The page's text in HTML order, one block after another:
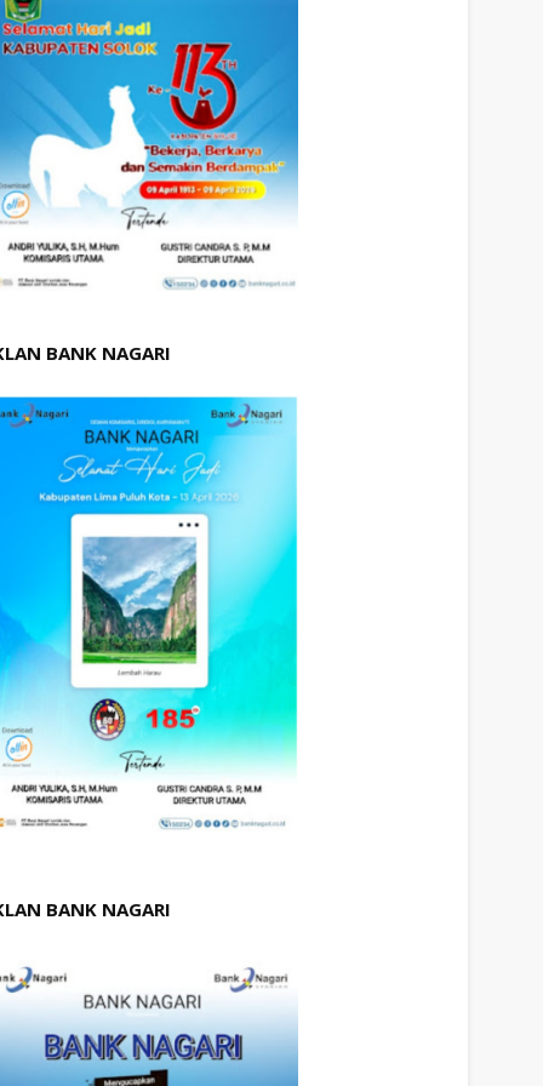
BANK NAGARI
BANK NAGARI